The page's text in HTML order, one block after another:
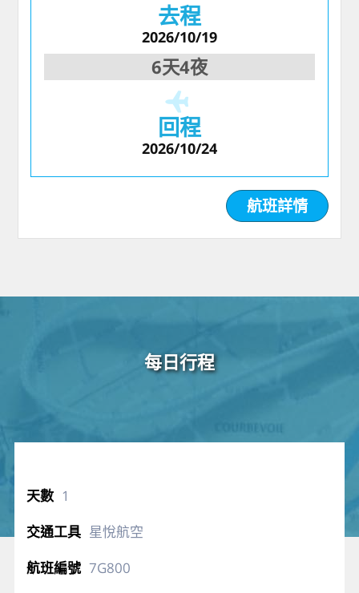
去程
2026/10/19
6天4夜
回程
2026/10/24
航班詳情
每日行程
1
星悅航空
7G800